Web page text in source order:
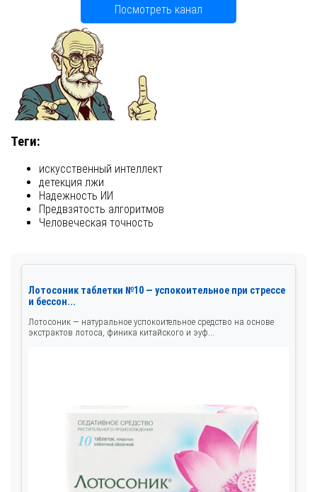
Посмотреть канал
Теги:
искусственный интеллект
детекция лжи
Надежность ИИ
Предвзятость алгоритмов
Человеческая точность
Лотосоник таблетки №10 — успокоительное при стрессе
и бессон...
Лотосоник — натуральное успокоительное средство на основе
экстрактов лотоса, финика китайского и эуф...